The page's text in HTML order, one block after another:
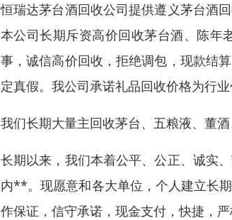
恒瑞达茅台酒回收公司提供遵义茅台酒
本公司长期斥资高价回收茅台酒、陈年
事，诚信高价回收，拒绝调包，现款结
定真假。我公司承诺礼品回收价格为行业
我们长期大量主回收茅台、五粮液、董
长期以来，我们本着公平、公正、诚实
内**。现愿意和各大单位，个人建立长
作保证，信守承诺，现金支付，快捷，严